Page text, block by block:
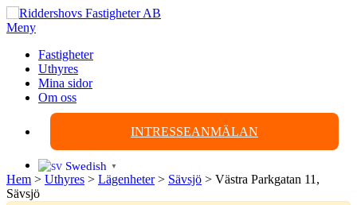
Hoppa
till
Meny
Fastigheter
Uthyres
Mina sidor
Om oss
INTRESSEANMÄLAN
Swedish ▼
Hem > Uthyres > Lägenheter> Sävsjö > Västra Parkgatan 11,
Sävsjö